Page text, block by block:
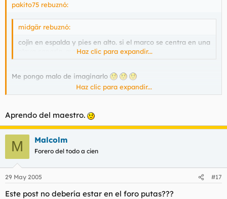
pakito75 rebuznó:
midgär rebuznó:
cojín en espalda y pies en alto. si el marco se centra en una
playa canaria, mejor.Haz clic para expandir...
Me pongo malo de imaginarlo
Para un servidor la mejor postura es doble mortal carpado
el aire.
Haz clic para expandir...
Aprendo del maestro.
M Malcolm
Forero del todo a cien
29 May 2005 #17
Este post no debería estar en el foro putas???